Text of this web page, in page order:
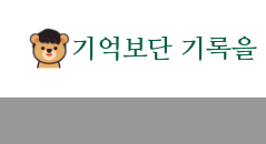
기억보단 기록을